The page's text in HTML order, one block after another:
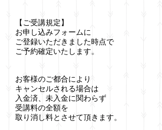
【ご受講規定】
お申し込みフォームに
ご登録いただきました時点で
ご予約確定いたします。
お客様のご都合により
キャンセルされる場合は
入金済、未入金に関わらず
受講料の全額を
取り消し料とさせて頂きます。